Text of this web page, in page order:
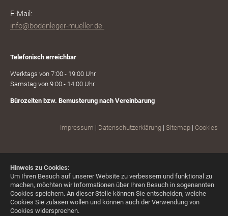
Hinweis zu Cookies:
Um Ihren Besuch auf unserer Website zu verbessern und funktional zu
machen, möchten wir Informationen über Ihren Besuch in sogenannten
Cookies speichern. An dieser Stelle können Sie entscheiden, welche
Cookies Sie zulasen wollen und können auch der Verwendung von
Cookies widersprechen.
E-Mail:
info@bodenleger-mueller.de
Telefonisch erreichbar
Werktags von 7:00 - 19:00 Uhr
Samstag von 9:00 - 14:00 Uhr
Bürozeiten bzw. Bemusterung nach Vereinbarung
Impressum | Datenschutzerklärung | Sitemap | Cookies